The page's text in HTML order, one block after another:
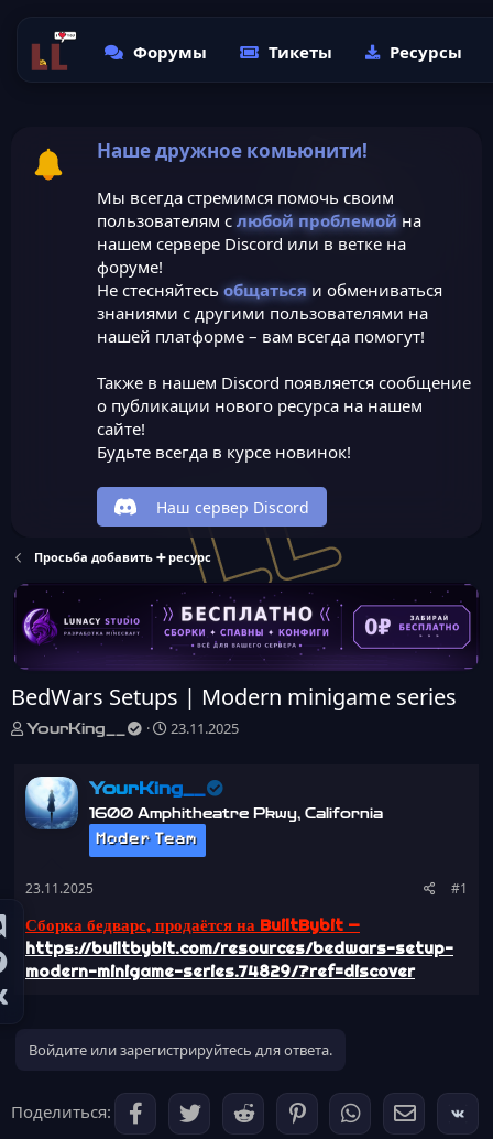
Форумы Тикеты Ресурсы
Наше дружное комьюнити!
Мы всегда стремимся помочь своим
пользователям с любой проблемойна
нашем сервере Discord или в ветке на
форуме!
Не стесняйтесь общатьсяи обмениваться
знаниями с другими пользователями на
нашей платформе – вам всегда помогут!
Также в нашем Discord появляется сообщение
о публикации нового ресурса на нашем
сайте!
Будьте всегда в курсе новинок!
Наш сервер Discord
Просьба добавить ➕ ресурс
BedWars Setups | Modern minigame series
А
о
р
т
ы
YourKing__
Д
а
н
а
ч
23.11.2025
YourKing__
1600 Amphitheatre Pkwy, California
Moder Team
23.11.2025 #1
Сборка бедварс, продаётся на BuiltBybit —
https://builtbybit.com/resources/bedwars-setup-
modern-minigame-series.74829/?ref=discover
Войдите или зарегистрируйтесь для ответа.
Поделиться: